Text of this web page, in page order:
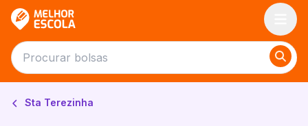
Sta Terezinha